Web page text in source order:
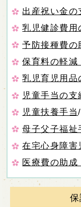
出産祝い金の
乳児健診費用
予防接種費の
保育料の軽減
乳児育児用品
児童手当の支
児童扶養手当/
母子父子福祉
在宅心身障害
医療費の助成